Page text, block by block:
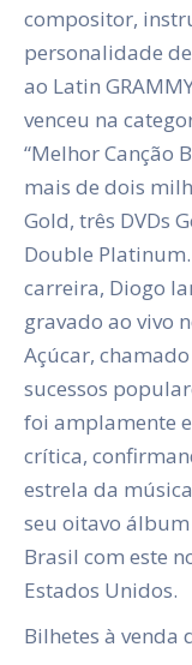
compositor,
personalidade
ao Latin
venceu na
“Melhor Canção
mais de dois
Gold, três DVDs
Double
carreira, Diogo
gravado ao vivo
Açúcar, chamado
sucessos
foi amplamente
crítica,
estrela da
seu oitavo
Brasil com este
Estados Unidos.
Bilhetes à venda